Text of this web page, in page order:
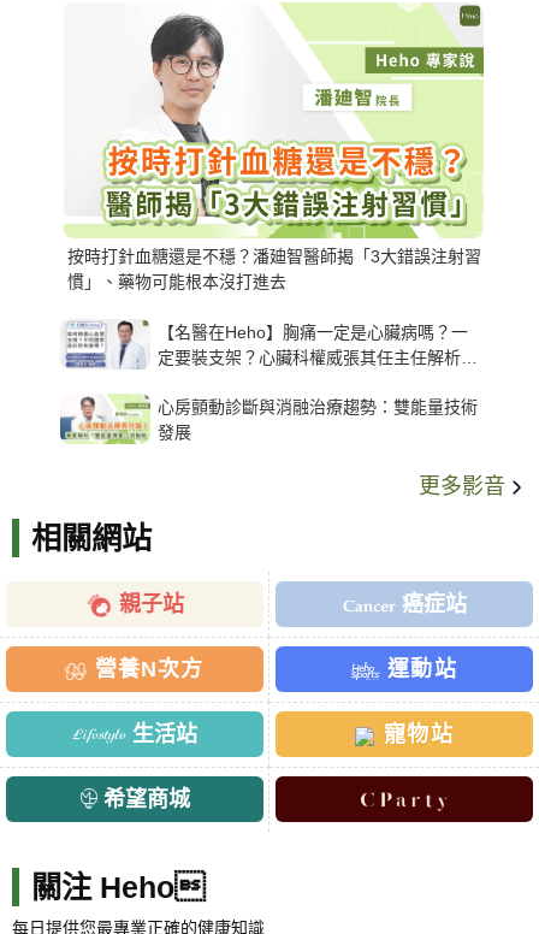
按時打針血糖還是不穩？潘廸智醫師揭「3大錯誤注射習
慣」、藥物可能根本沒打進去
【名醫在Heho】胸痛一定是心臟病嗎？一
定要裝支架？心臟科權威張其任主任解析支
心房顫動診斷與消融治療趨勢：雙能量技術
發展
更多影音
相關網站
親子站 癌症站
營養N次方 運動站
生活站 寵物站
希望商城
關注 Heho
每日提供您最專業正確的健康知識